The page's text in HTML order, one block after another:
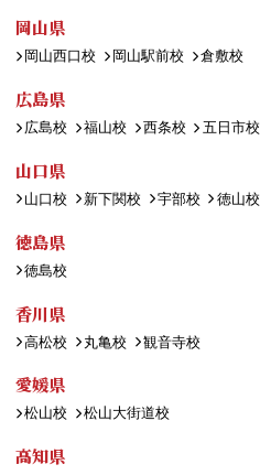
岡山県
岡山西口校 岡山駅前校 倉敷校
広島県
広島校 福山校 西条校 五日市校
山口県
山口校 新下関校 宇部校 徳山校
徳島県
徳島校
香川県
高松校 丸亀校 観音寺校
愛媛県
松山校 松山大街道校
高知県